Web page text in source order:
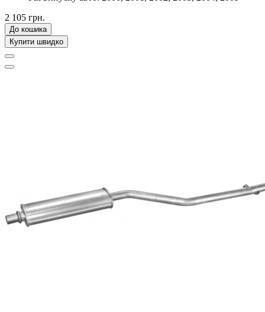
2 105 грн.
До кошика
Купити швидко